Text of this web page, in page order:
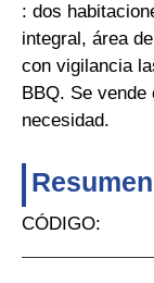
: dos
integral, área
con vigilancia
BBQ. Se vende
necesidad.
Resumen
CÓDIGO: